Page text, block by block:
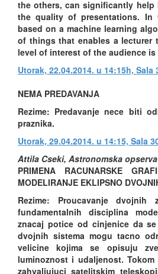
the others, can significantly help
the quality of presentations. In
based on a machine learning
of things that enables a lecturer
level of interest of the audience is
Utorak, 22.04.2014. u 14:15h, Sala
NEMA PREDAVANJA
Rezime: Predavanje nece biti
praznika.
Utorak, 29.04.2014. u 14:15, Sala
Attila Cseki, Astronomska
PRIMENA RACUNARSKE
MODELIRANJE EKLIPSNO
Rezime: Proucavanje
fundamentalnih disciplina
znacaj potice od cinjenice da
dvojnih sistema mogu tacno
velicine kojima se opisuju
luminoznost i udaljenost.
zahvaljujuci satelitskim